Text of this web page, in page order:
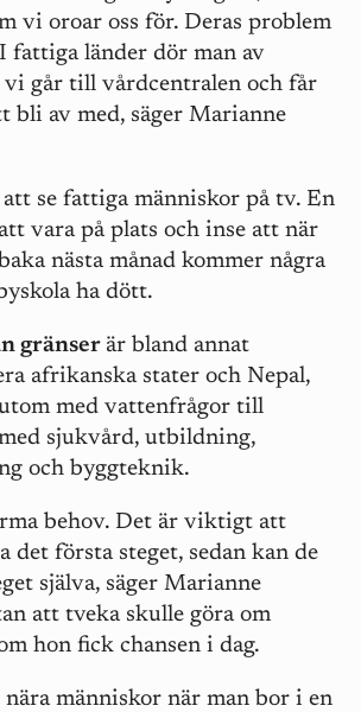
vi oroar oss för. Deras problem
fattiga länder dör man av
vi går till vårdcentralen och får
bli av med, säger Marianne
att se fattiga människor på tv. En
vara på plats och inse att när
nästa månad kommer några
ha dött.
gränser är bland annat
afrikanska stater och Nepal,
med vattenfrågor till
sjukvård, utbildning,
och byggteknik.
behov. Det är viktigt att
det första steget, sedan kan de
själva, säger Marianne
att tveka skulle göra om
hon fick chansen i dag.
människor när man bor i en